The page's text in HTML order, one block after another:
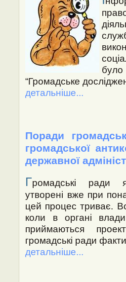
“Громадське
детальніше...
Поради
громадської
державної
Громадські ради
утворені вже при
цей процес триває.
коли в органі
приймаються
громадські ради
детальніше...